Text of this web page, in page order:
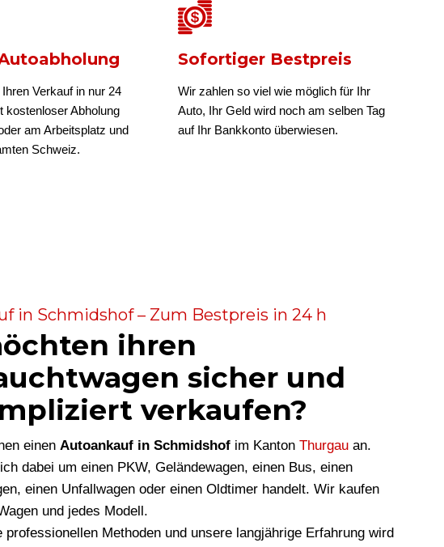
Verkauf in nur 24
kostenloser Abholung
am Arbeitsplatz und
Schweiz.
Sofortiger Bestpreis
Wir zahlen so viel wie möglich für Ihr
Auto, Ihr Geld wird noch am selben Tag
auf Ihr Bankkonto überwiesen.
in Schmidshof – Zum Bestpreis in 24 h
ihren
sicher und
verkaufen?
einen Autoankauf in Schmidshof im Kanton Thurgau an.
dabei um einen PKW, Geländewagen, einen Bus, einen
einen Unfallwagen oder einen Oldtimer handelt. Wir kaufen
und jedes Modell.
professionellen Methoden und unsere langjährige Erfahrung wird